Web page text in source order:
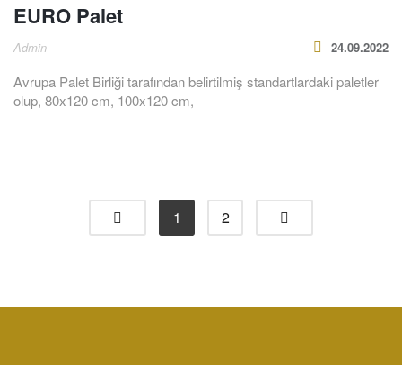
EURO Palet
Admin 24.09.2022
Avrupa Palet Birliği tarafından belirtilmiş standartlardaki paletler
olup, 80x120 cm, 100x120 cm,
1 2